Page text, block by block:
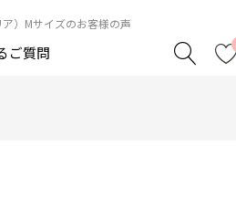
）Mサイズのお客様の声
ご質問